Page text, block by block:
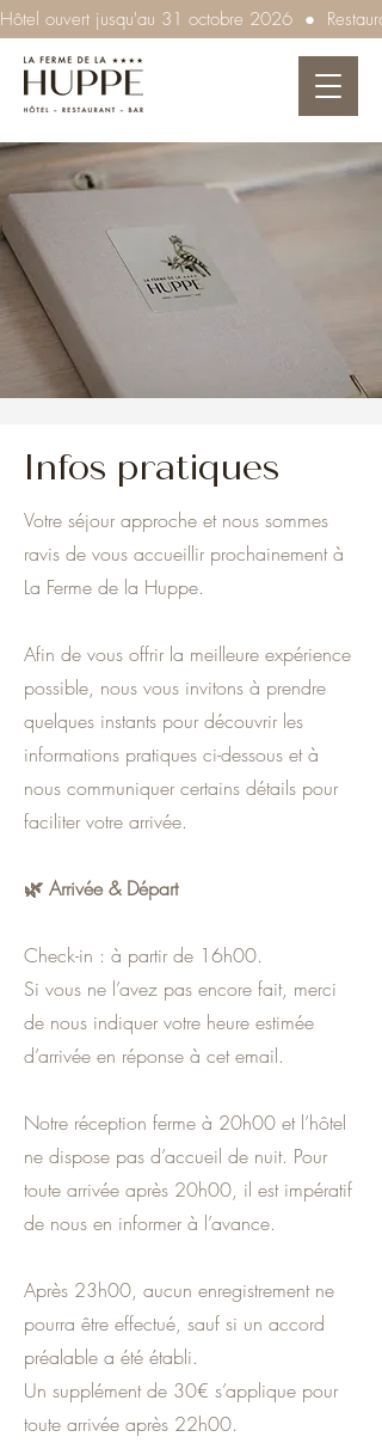
Hôtel ouvert jusqu'au 31 octobre 2026  ●
Infos pratiques
Votre séjour approche et nous sommes
ravis de vous accueillir prochainement à
La Ferme de la Huppe.
Afin de vous offrir la meilleure expérience
possible, nous vous invitons à prendre
quelques instants pour découvrir les
informations pratiques ci-dessous et à
nous communiquer certains détails pour
faciliter votre arrivée.
🌿 Arrivée & Départ
Check-in : à partir de 16h00.
Si vous ne l’avez pas encore fait, merci
de nous indiquer votre heure estimée
d’arrivée en réponse à cet email.
Notre réception ferme à 20h00 et l’hôtel
ne dispose pas d’accueil de nuit. Pour
toute arrivée après 20h00, il est impératif
de nous en informer à l’avance.
Après 23h00, aucun enregistrement ne
pourra être effectué, sauf si un accord
préalable a été établi.
Un supplément de 30€ s’applique pour
toute arrivée après 22h00.